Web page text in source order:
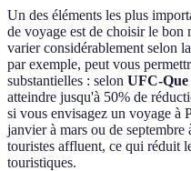
Un des éléments les plus
de voyage est de choisir le
varier considérablement selon
par exemple, peut vous
substantielles : selon UFC-
atteindre jusqu'à 50% de
si vous envisagez un voyage à
janvier à mars ou de
touristes affluent, ce qui réduit
touristiques.